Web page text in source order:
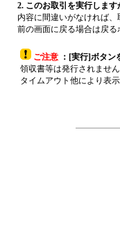
2. このお取引を実行します
内容に間違いがなければ
前の画面に戻る場合は戻る
ご注意：[実行]ボタン
領収書等は発行されませ
タイムアウト他により表